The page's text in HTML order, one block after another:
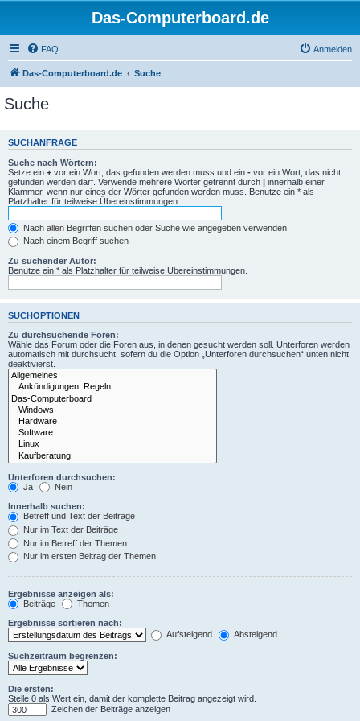
Das-Computerboard.de
FAQ Anmelden
Das-Computerboard.de Suche
Suche
SUCHANFRAGE
Suche nach Wörtern:
Setze ein + vor ein Wort, das gefunden werden muss und ein - vor ein Wort, das nicht
gefunden werden darf. Verwende mehrere Wörter getrennt durch | innerhalb einer
Klammer, wenn nur eines der Wörter gefunden werden muss. Benutze ein * als
Platzhalter für teilweise Übereinstimmungen.
Nach allen Begriffen suchen oder Suche wie angegeben verwenden
Nach einem Begriff suchen
Zu suchender Autor:
Benutze ein * als Platzhalter für teilweise Übereinstimmungen.
SUCHOPTIONEN
Zu durchsuchende Foren:
Wähle das Forum oder die Foren aus, in denen gesucht werden soll. Unterforen werden
automatisch mit durchsucht, sofern du die Option „Unterforen durchsuchen“ unten nicht
deaktivierst.
Unterforen durchsuchen:
Ja
Nein
Innerhalb suchen:
Betreff und Text der Beiträge
Nur im Text der Beiträge
Nur im Betreff der Themen
Nur im ersten Beitrag der Themen
Ergebnisse anzeigen als:
Beiträge
Themen
Ergebnisse sortieren nach:
Aufsteigend
Absteigend
Suchzeitraum begrenzen:
Die ersten:
Stelle 0 als Wert ein, damit der komplette Beitrag angezeigt wird.
Zeichen der Beiträge anzeigen